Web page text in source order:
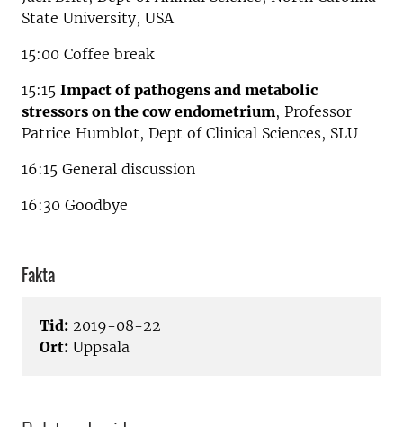
State University, USA
15:00 Coffee break
15:15 Impact of pathogens and metabolic
stressors on the cow endometrium, Professor
Patrice Humblot, Dept of Clinical Sciences, SLU
16:15 General discussion
16:30 Goodbye
Fakta
Tid: 2019-08-22
Ort: Uppsala